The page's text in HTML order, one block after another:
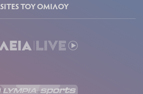
SITES ΤΟΥ ΟΜΙΛΟΥ